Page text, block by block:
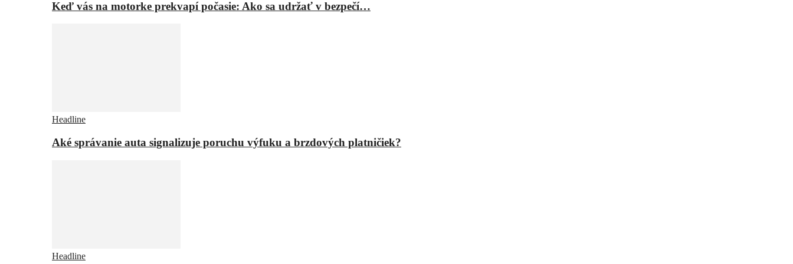
Keď vás na motorke prekvapí počasie: Ako sa udržať v bezpečí…
Headline
Aké správanie auta signalizuje poruchu výfuku a brzdových platničiek?
Headline